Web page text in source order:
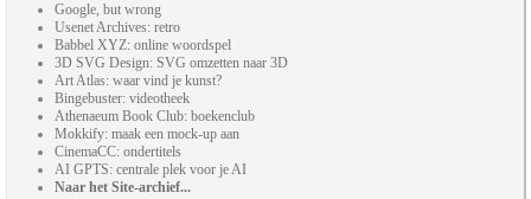
Google, but wrong
Usenet Archives: retro
Babbel XYZ: online woordspel
3D SVG Design: SVG omzetten naar 3D
Art Atlas: waar vind je kunst?
Bingebuster: videotheek
Athenaeum Book Club: boekenclub
Mokkify: maak een mock-up aan
CinemaCC: ondertitels
AI GPTS: centrale plek voor je AI
Naar het Site-archief...